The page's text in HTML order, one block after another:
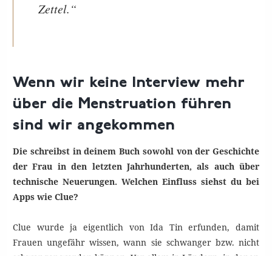
Zettel.“
Wenn wir keine Interview mehr
über die Menstruation führen
sind wir angekommen
Die schreibst in deinem Buch sowohl von der Geschichte
der Frau in den letzten Jahrhunderten, als auch über
technische Neuerungen. Welchen Einfluss siehst du bei
Apps wie Clue?
Clue wurde ja eigentlich von Ida Tin erfunden, damit
Frauen ungefähr wissen, wann sie schwanger bzw. nicht